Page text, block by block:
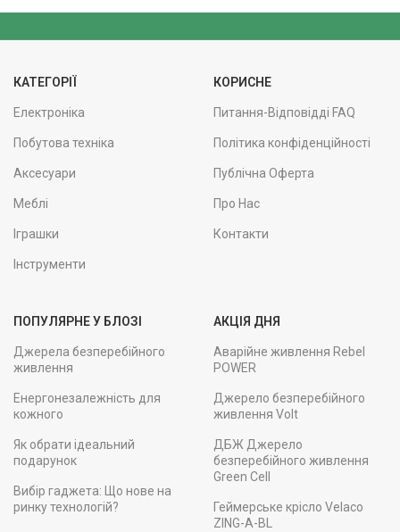
КАТЕГОРІЇ
Електроніка
Побутова техніка
Аксесуари
Меблі
Іграшки
Інструменти
КОРИСНЕ
Питання-Відповідді FAQ
Політика конфіденційності
Публічна Оферта
Про Нас
Контакти
ПОПУЛЯРНЕ У БЛОЗІ
Джерела безперебійного
живлення
Енергонезалежність для
кожного
Як обрати ідеальний
подарунок
Вибір гаджета: Що нове на
ринку технологій?
АКЦІЯ ДНЯ
Аварійне живлення Rebel
POWER
Джерело безперебійного
живлення Volt
ДБЖ Джерело
безперебійного живлення
Green Cell
Геймерське крісло Velaco
ZING-A-BL